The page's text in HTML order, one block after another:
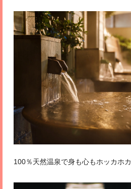
100％天然温泉で身も心もホッカホカ